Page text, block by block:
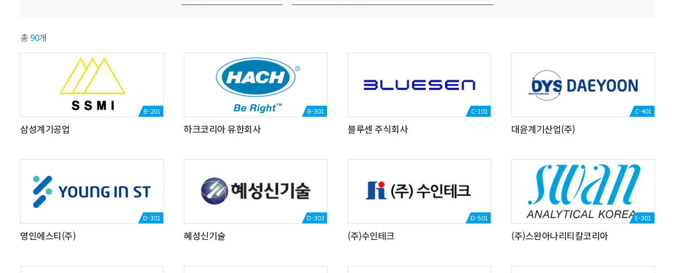
총 90개
B-201
삼성계기공업
B-301
하크코리아 유한회사
C-101
블루센 주식회사
C-401
대윤계기산업(주)
D-301
영인에스티(주)
D-303
혜성신기술
D-501
(주)수인테크
E-301
(주)스완아나리티칼코리아